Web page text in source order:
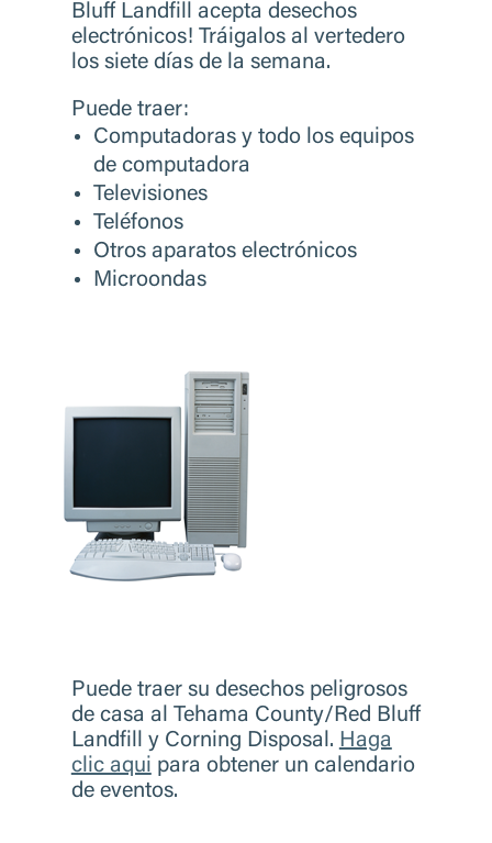
Bluff Landfill acepta desechos
electrónicos! Tráigalos al vertedero
los siete días de la semana.
Puede traer:
Computadoras y todo los equipos
de computadora
Televisiones
Teléfonos
Otros aparatos electrónicos
Microondas
Puede traer su desechos peligrosos
de casa al Tehama County/Red Bluff
Landfill y Corning Disposal. Haga
clic aqui para obtener un calendario
de eventos.